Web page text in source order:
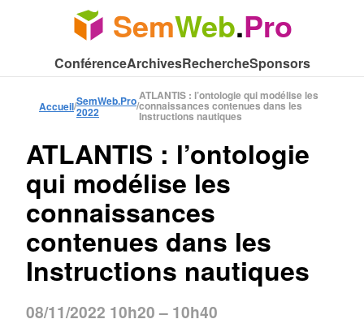
SemWeb.Pro
ConférenceArchivesRechercheSponsors
Accueil/SemWeb.Pro
2022 /
ATLANTIS : l’ontologie qui modélise les
connaissances contenues dans les
Instructions nautiques
ATLANTIS : l’ontologie
qui modélise les
connaissances
contenues dans les
Instructions nautiques
08/11/2022 10h20 – 10h40